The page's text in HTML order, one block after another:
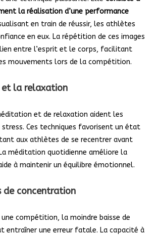
la réalisation d’une performance
en train de réussir, les athlètes
en eux. La répétition de ces images
entre l’esprit et le corps, facilitant
mouvements lors de la compétition.
la relaxation
et de relaxation aident les
Ces techniques favorisent un état
aux athlètes de se recentrer avant
méditation quotidienne améliore la
à maintenir un équilibre émotionnel.
de concentration
une compétition, la moindre baisse de
entraîner une erreur fatale. La capacité à